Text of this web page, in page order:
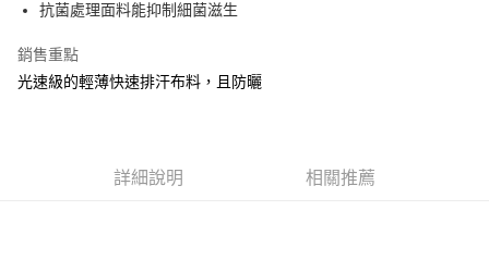
抗菌處理面料能抑制細菌滋生
銷售重點
光速級的輕薄快速排汗布料，且防曬
詳細說明 相關推薦